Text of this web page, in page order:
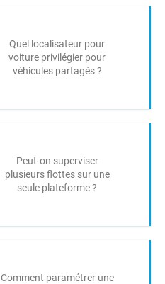
Quel localisateur pour
voiture privilégier pour
véhicules partagés ?
Peut-on superviser
plusieurs flottes sur une
seule plateforme ?
Comment paramétrer une